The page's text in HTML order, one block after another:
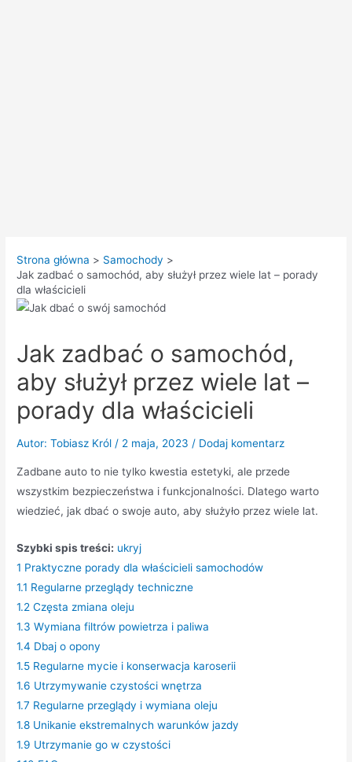
Strona główna
Samochody
Jak zadbać o samochód, aby służył przez wiele lat – porady
dla właścicieli
Jak zadbać o samochód,
aby służył przez wiele lat –
porady dla właścicieli
Autor: Tobiasz Król / 2 maja, 2023 / Dodaj komentarz
Zadbane auto to nie tylko kwestia estetyki, ale przede
wszystkim bezpieczeństwa i funkcjonalności. Dlatego warto
wiedzieć, jak dbać o swoje auto, aby służyło przez wiele lat.
Szybki spis treści: ukryj
1 Praktyczne porady dla właścicieli samochodów
1.1 Regularne przeglądy techniczne
1.2 Częsta zmiana oleju
1.3 Wymiana filtrów powietrza i paliwa
1.4 Dbaj o opony
1.5 Regularne mycie i konserwacja karoserii
1.6 Utrzymywanie czystości wnętrza
1.7 Regularne przeglądy i wymiana oleju
1.8 Unikanie ekstremalnych warunków jazdy
1.9 Utrzymanie go w czystości